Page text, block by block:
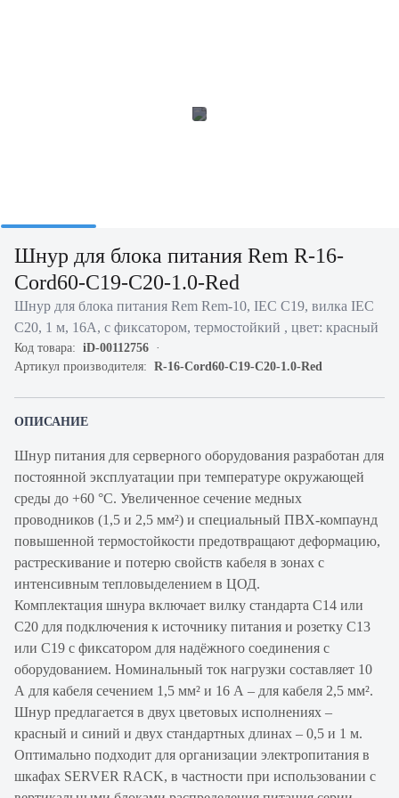
Шнур для блока питания Rem R-16-
Cord60-C19-C20-1.0-Red
Шнур для блока питания Rem Rem-10, IEC C19, вилка IEC
C20, 1 м, 16А, с фиксатором, термостойкий , цвет: красный
Код товара: iD-00112756
Артикул производителя: R-16-Cord60-C19-C20-1.0-Red
ОПИСАНИЕ
Шнур питания для серверного оборудования разработан для
постоянной эксплуатации при температуре окружающей
среды до +60 °С. Увеличенное сечение медных
проводников (1,5 и 2,5 мм²) и специальный ПВХ-компаунд
повышенной термостойкости предотвращают деформацию,
растрескивание и потерю свойств кабеля в зонах с
интенсивным тепловыделением в ЦОД.
Комплектация шнура включает вилку стандарта C14 или
C20 для подключения к источнику питания и розетку C13
или C19 с фиксатором для надёжного соединения с
оборудованием. Номинальный ток нагрузки составляет 10
А для кабеля сечением 1,5 мм² и 16 А – для кабеля 2,5 мм².
Шнур предлагается в двух цветовых исполнениях –
красный и синий и двух стандартных длинах – 0,5 и 1 м.
Оптимально подходит для организации электропитания в
шкафах SERVER RACK, в частности при использовании с